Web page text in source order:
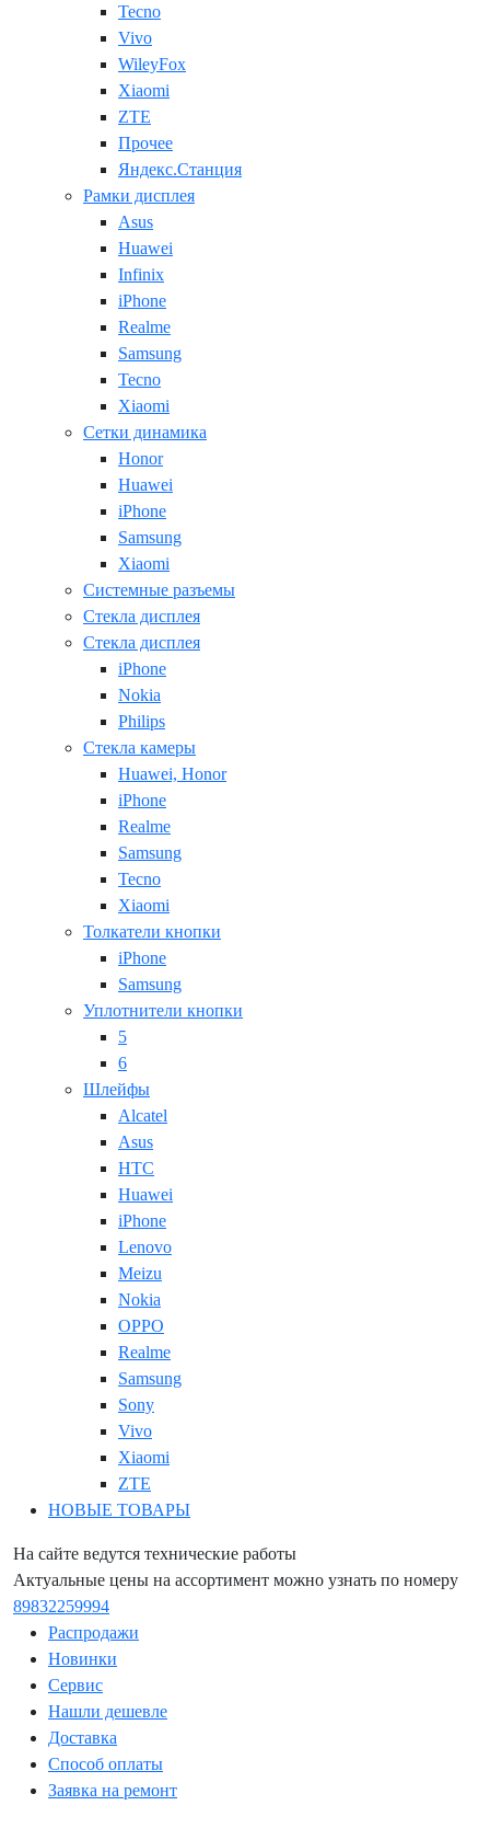
Tecno
Vivo
WileyFox
Xiaomi
ZTE
Прочее
Яндекс.Станция
Рамки дисплея
Asus
Huawei
Infinix
iPhone
Realme
Samsung
Tecno
Xiaomi
Сетки динамика
Honor
Huawei
iPhone
Samsung
Xiaomi
Системные разъемы
Стекла дисплея
Стекла дисплея
iPhone
Nokia
Philips
Стекла камеры
Huawei, Honor
iPhone
Realme
Samsung
Tecno
Xiaomi
Толкатели кнопки
iPhone
Samsung
Уплотнители кнопки
5
6
Шлейфы
Alcatel
Asus
HTC
Huawei
iPhone
Lenovo
Meizu
Nokia
OPPO
Realme
Samsung
Sony
Vivo
Xiaomi
ZTE
НОВЫЕ ТОВАРЫ
На сайте ведутся технические работы
Актуальные цены на ассортимент можно узнать по номеру
89832259994
Распродажи
Новинки
Сервис
Нашли дешевле
Доставка
Способ оплаты
Заявка на ремонт